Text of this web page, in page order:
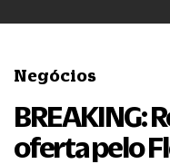
Negócios
BREAKING:
oferta pelo